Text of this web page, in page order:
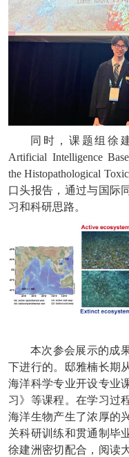
同时，课题组徐
Artificial Intelligence
the Histopathological
口头报告，通过与国际
习和科研思路。
本次参会展示的成
下进行的。邸雅楠长期
海洋科学专业开设专业
习》等课程。在学习过
海洋生物产生了浓厚的
关科研训练和贯通制毕
徐建洲密切配合，阅读